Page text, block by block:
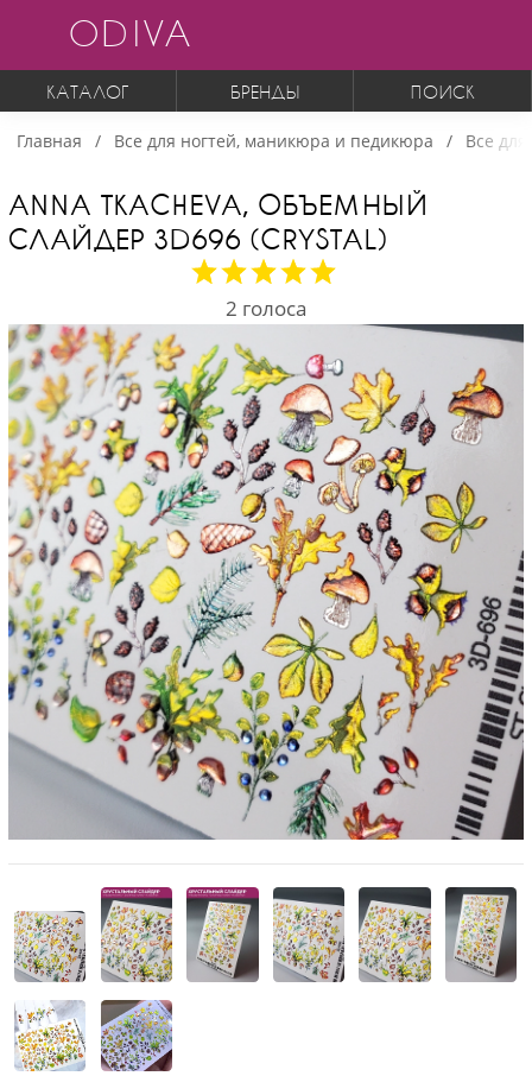
ODIVA
КАТАЛОГ БРЕНДЫ ПОИСК
Главная Все для ногтей, маникюра и педикюра Все
ANNA TKACHEVA, ОБЪЕМНЫЙ
СЛАЙДЕР 3D696 (CRYSTAL)
2 голоса